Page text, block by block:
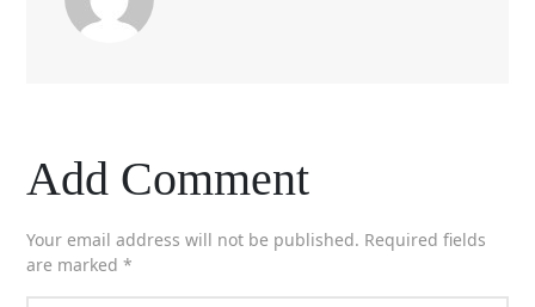
Add Comment
Your email address will not be published. Required fields
are marked *